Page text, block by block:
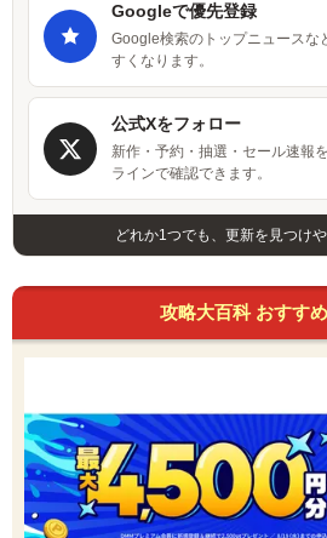
Googleで優先登録
Google検索のトップニュースな
すくなります。
公式Xをフォロー
新作・予約・抽選・セール速報
ラインで確認できます。
どれか1つでも、更新を見つけや
攻略大百科 おすすめ